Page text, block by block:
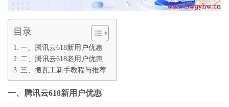
目录
一、腾讯云618新用户优惠
二、腾讯云618老用户优惠
三、搬瓦工新手教程与推荐
一、腾讯云618新用户优惠